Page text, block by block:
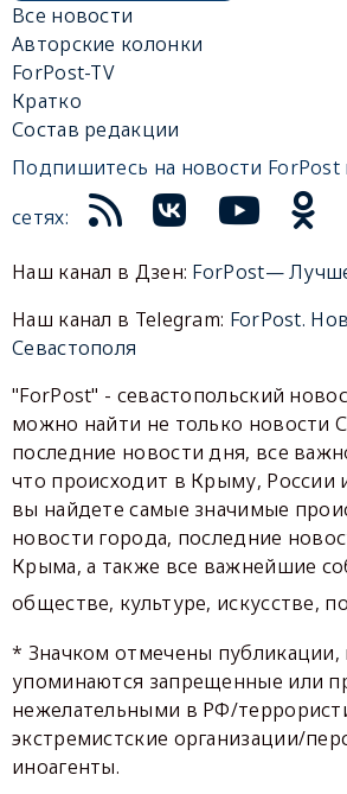
Все новости
Авторские колонки
ForPost-TV
Кратко
Состав редакции
Подпишитесь на новости ForPost
сетях:
Наш канал в Дзен: ForPost—
Наш канал в Telegram: ForPost.
Севастополя
"ForPost" - севастопольский
можно найти не только новости
последние новости дня, все
что происходит в Крыму, России
вы найдете самые значимые
новости города, последние
Крыма, а также все важнейшие
обществе, культуре, искусстве,
* Значком отмечены публикации,
упоминаются запрещенные или
нежелательными в РФ/
экстремистские организации/
иноагенты.